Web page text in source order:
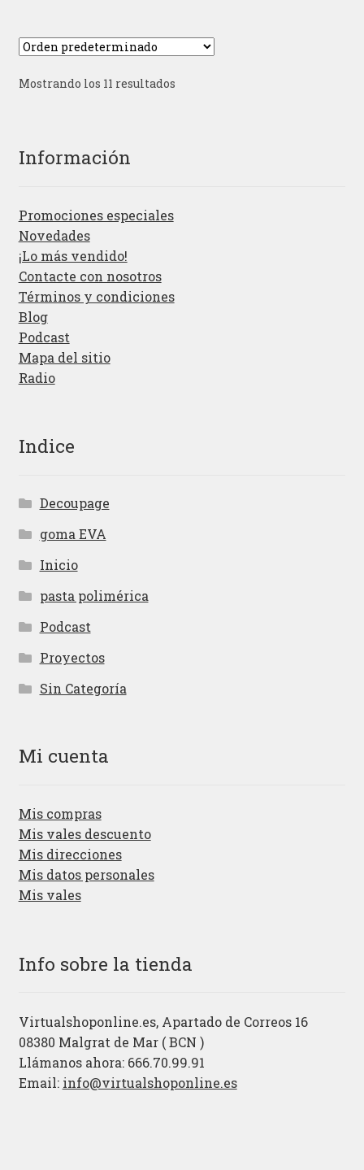
Mostrando los 11 resultados
Información
Promociones especiales
Novedades
¡Lo más vendido!
Contacte con nosotros
Términos y condiciones
Blog
Podcast
Mapa del sitio
Radio
Indice
Decoupage
goma EVA
Inicio
pasta polimérica
Podcast
Proyectos
Sin Categoría
Mi cuenta
Mis compras
Mis vales descuento
Mis direcciones
Mis datos personales
Mis vales
Info sobre la tienda
Virtualshoponline.es, Apartado de Correos 16
08380 Malgrat de Mar ( BCN )
Llámanos ahora: 666.70.99.91
Email: info@virtualshoponline.es